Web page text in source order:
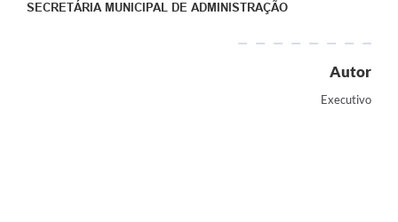
SECRETÁRIA MUNICIPAL DE ADMINISTRAÇÃO
Autor
Executivo